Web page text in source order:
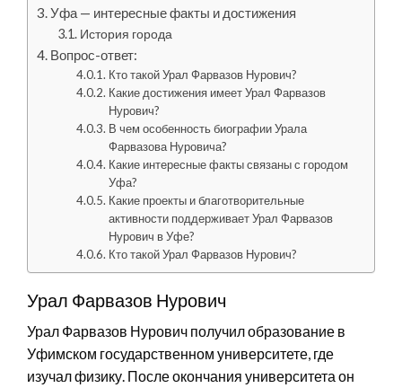
Уфа — интересные факты и достижения
История города
Вопрос-ответ:
Кто такой Урал Фарвазов Нурович?
Какие достижения имеет Урал Фарвазов
Нурович?
В чем особенность биографии Урала
Фарвазова Нуровича?
Какие интересные факты связаны с городом
Уфа?
Какие проекты и благотворительные
активности поддерживает Урал Фарвазов
Нурович в Уфе?
Кто такой Урал Фарвазов Нурович?
Урал Фарвазов Нурович
Урал Фарвазов Нурович получил образование в
Уфимском государственном университете, где
изучал физику. После окончания университета он